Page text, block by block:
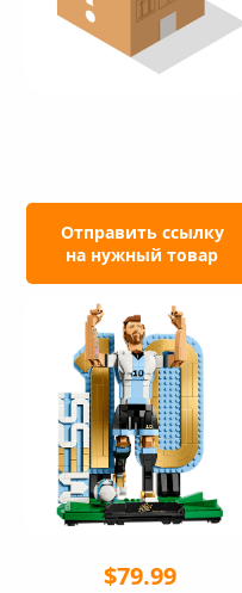
Отправить ссылку
на нужный товар
$79.99